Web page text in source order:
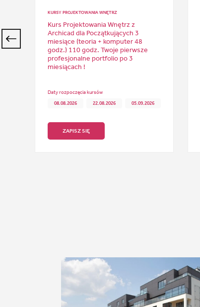
KURSY PROJEKTOWANIA WNĘTRZ
Kurs Projektowania Wnętrz z
Archicad dla Początkujących 3
miesiące (teoria + komputer 48
godz.) 110 godz. Twoje pierwsze
profesjonalne portfolio po 3
miesiącach !
Daty rozpoczęcia kursów
08.08.2026
22.08.2026 05.09.2026
ZAPISZ SIĘ